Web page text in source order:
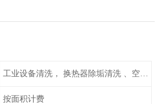
工业设备清洗， 换热器除垢清洗 、空调清洗等
按面积计费